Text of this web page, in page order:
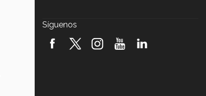
robótica FIRST 2026! (video)
Síguenos